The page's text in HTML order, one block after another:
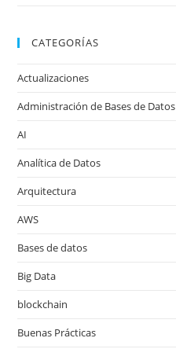
CATEGORÍAS
Actualizaciones
Administración de Bases de Datos
AI
Analítica de Datos
Arquitectura
AWS
Bases de datos
Big Data
blockchain
Buenas Prácticas